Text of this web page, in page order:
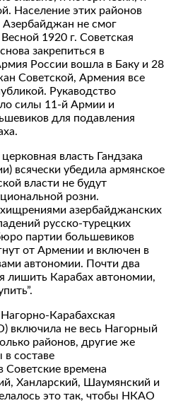
Население этих районов
не смог
1920 г. Советская
закрепиться в
России вошла в Баку и 28
Советской, Армения все
Рукаводство
силы 11-й Армии и
для подавления
власть Гандзака
всячески убедила армянское
власти не будут
розни.
азербайджанских
русско-турецких
партии большевиков
от Армении и включен в
автономии. Почти два
лишить Карабах автономии,
Карабахская
включила не весь Нагорный
районов, другие же
составе
Советские времена
Ханларский, Шаумянский и
это так, чтобы НКАО